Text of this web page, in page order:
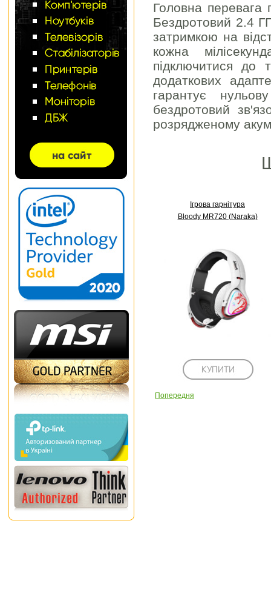
Головна перевага
Бездротовий 2.4
затримкою на
кожна
підключитися до
додаткових
гарантує
бездротовий
розрядженому
Ігрова гарнітура
Bloody MR720 (Naraka)
Попередня